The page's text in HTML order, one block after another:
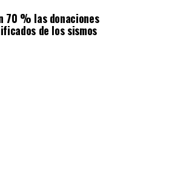
70 % las donaciones
de los sismos